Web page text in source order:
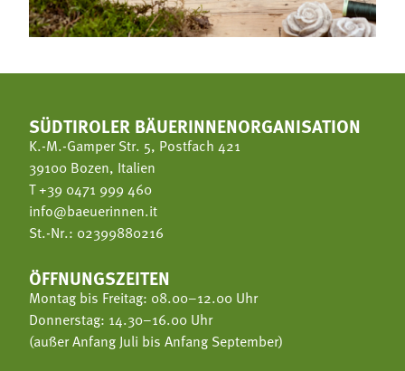
SÜDTIROLER BÄUERINNENORGANISATION
K.-M.-Gamper Str. 5, Postfach 421
39100 Bozen, Italien
T+39 0471 999 460
info@baeuerinnen.it
St.-Nr.: 02399880216
ÖFFNUNGSZEITEN
Montag bis Freitag: 08.00–12.00 Uhr
Donnerstag: 14.30–16.00 Uhr
(außer Anfang Juli bis Anfang September)